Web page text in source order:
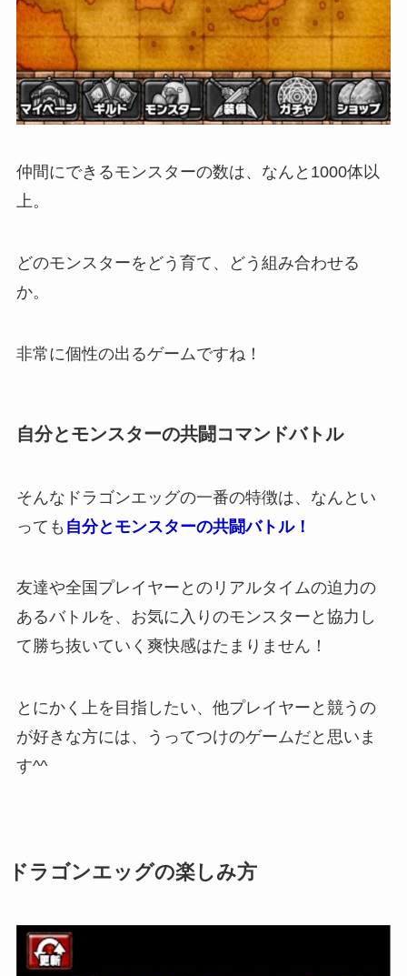
仲間にできるモンスターの数は、なんと1000体以
上。
どのモンスターをどう育て、どう組み合わせる
か。
非常に個性の出るゲームですね！
自分とモンスターの共闘コマンドバトル
そんなドラゴンエッグの一番の特徴は、なんとい
っても 自分とモンスターの共闘バトル！
友達や全国プレイヤーとのリアルタイムの迫力の
あるバトルを、お気に入りのモンスターと協力し
て勝ち抜いていく爽快感はたまりません！
とにかく 上を目指したい、他プレイヤーと競うの
が好きな方には、うってつけのゲームだと思いま
す^^
ドラゴンエッグの楽しみ方